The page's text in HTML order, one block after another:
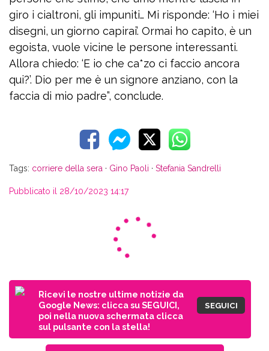
giro i cialtroni, gli impuniti… Mi risponde: ‘Ho i miei
disegni, un giorno capirai’. Ormai ho capito, è un
egoista, vuole vicine le persone interessanti.
Allora chiedo: ‘E io che ca*zo ci faccio ancora
qui?’. Dio per me è un signore anziano, con la
faccia di mio padre”, conclude.
Tags: corriere della sera · Gino Paoli · Stefania Sandrelli
Pubblicato il 28/10/2023 14:17
Ricevi le nostre ultime notizie da
Google News: clicca su SEGUICI,
poi nella nuova schermata clicca
sul pulsante con la stella!
SEGUICI